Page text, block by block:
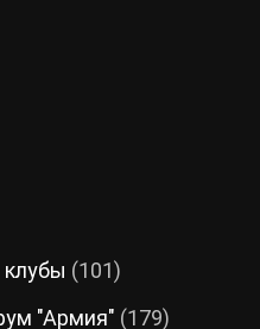
(101)
"Армия" (179)